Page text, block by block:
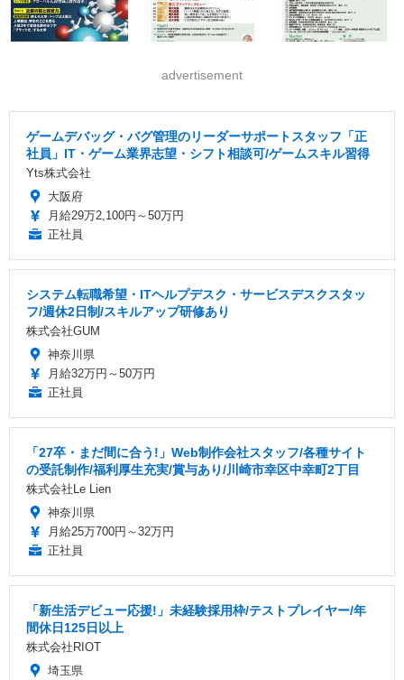
advertisement
ゲームデバッグ・バグ管理のリーダーサポートスタッフ「正
社員」IT・ゲーム業界志望・シフト相談可/ゲームスキル習得
Yts株式会社
大阪府
月給29万2,100円～50万円
正社員
システム転職希望・ITヘルプデスク・サービスデスクスタッ
フ/週休2日制/スキルアップ研修あり
株式会社GUM
神奈川県
月給32万円～50万円
正社員
「27卒・まだ間に合う!」Web制作会社スタッフ/各種サイト
の受託制作/福利厚生充実/賞与あり/川崎市幸区中幸町2丁目
株式会社Le Lien
神奈川県
月給25万700円～32万円
正社員
「新生活デビュー応援!」未経験採用枠/テストプレイヤー/年
間休日125日以上
株式会社RIOT
埼玉県